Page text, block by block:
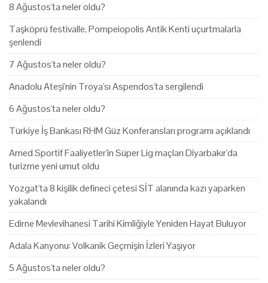
8 Ağustos'ta neler oldu?
Taşköprü festivalle, Pompeiopolis Antik Kenti uçurtmalarla
şenlendi
7 Ağustos'ta neler oldu?
Anadolu Ateşi'nin Troya'sı Aspendos'ta sergilendi
6 Ağustos'ta neler oldu?
Türkiye İş Bankası RHM Güz Konferansları programı açıklandı
Amed Sportif Faaliyetler'in Süper Lig maçları Diyarbakır'da
turizme yeni umut oldu
Yozgat'ta 8 kişilik defineci çetesi SİT alanında kazı yaparken
yakalandı
Edirne Mevlevihanesi Tarihi Kimliğiyle Yeniden Hayat Buluyor
Adala Kanyonu: Volkanik Geçmişin İzleri Yaşıyor
5 Ağustos'ta neler oldu?